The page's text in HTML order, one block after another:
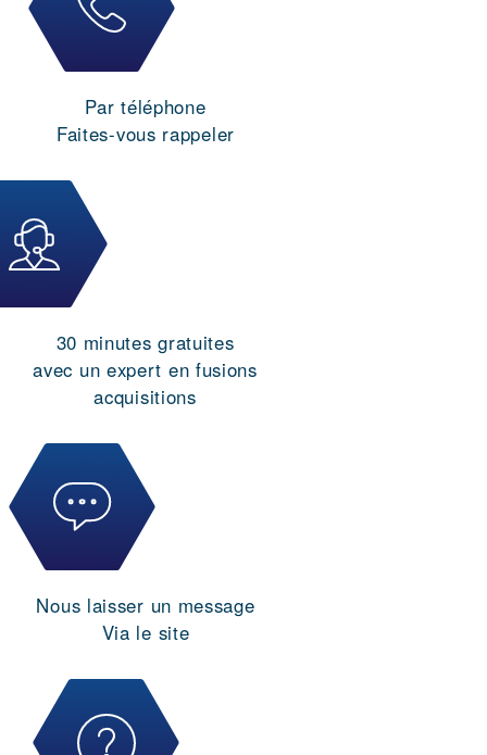
Par téléphone
Faites-vous rappeler
30 minutes gratuites
avec un expert en fusions
acquisitions
Nous laisser un message
Via le site